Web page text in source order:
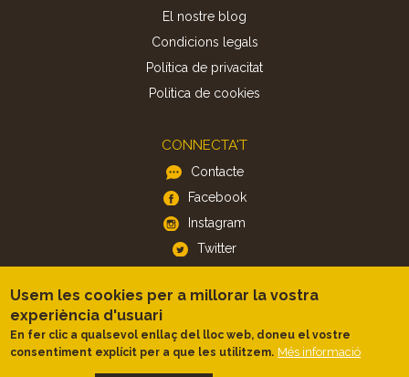
El nostre blog
Condicions legals
Política de privacitat
Politica de cookies
CONNECTA'T
Contacte
Facebook
Instagram
Twitter
APP
iOS
Android
Usem les cookies per a millorar la vostra
experiència d'usuari
En fer clic a qualsevol enllaç del lloc web, doneu el vostre
consentiment explícit per a que les utilitzem. Més informació